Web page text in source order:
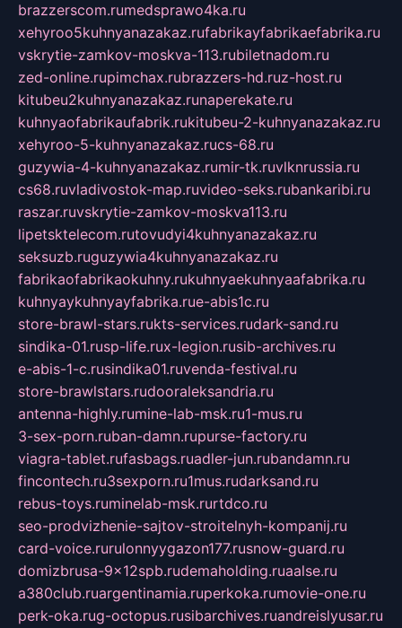
brazzerscom.rumedsprawo4ka.ru
xehyroo5kuhnyanazakaz.rufabrikayfabrikaefabrika.ru
vskrytie-zamkov-moskva-113.rubiletnadom.ru
zed-online.rupimchax.rubrazzers-hd.ruz-host.ru
kitubeu2kuhnyanazakaz.runaperekate.ru
kuhnyaofabrikaufabrik.rukitubeu-2-kuhnyanazakaz.ru
xehyroo-5-kuhnyanazakaz.rucs-68.ru
guzywia-4-kuhnyanazakaz.rumir-tk.ruvlknrussia.ru
cs68.ruvladivostok-map.ruvideo-seks.rubankaribi.ru
raszar.ruvskrytie-zamkov-moskva113.ru
lipetsktelecom.rutovudyi4kuhnyanazakaz.ru
seksuzb.ruguzywia4kuhnyanazakaz.ru
fabrikaofabrikaokuhny.rukuhnyaekuhnyaafabrika.ru
kuhnyaykuhnyayfabrika.rue-abis1c.ru
store-brawl-stars.rukts-services.rudark-sand.ru
sindika-01.rusp-life.rux-legion.rusib-archives.ru
e-abis-1-c.rusindika01.ruvenda-festival.ru
store-brawlstars.rudooraleksandria.ru
antenna-highly.rumine-lab-msk.ru1-mus.ru
3-sex-porn.ruban-damn.rupurse-factory.ru
viagra-tablet.rufasbags.ruadler-jun.rubandamn.ru
fincontech.ru3sexporn.ru1mus.rudarksand.ru
rebus-toys.ruminelab-msk.rurtdco.ru
seo-prodvizhenie-sajtov-stroitelnyh-kompanij.ru
card-voice.rurulonnyygazon177.rusnow-guard.ru
domizbrusa-9x12spb.rudemaholding.ruaalse.ru
a380club.ruargentinamia.ruperkoka.rumovie-one.ru
perk-oka.rug-octopus.rusibarchives.ruandreislyusar.ru